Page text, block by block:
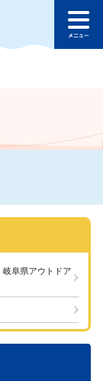
ュ
阜県アウトドア